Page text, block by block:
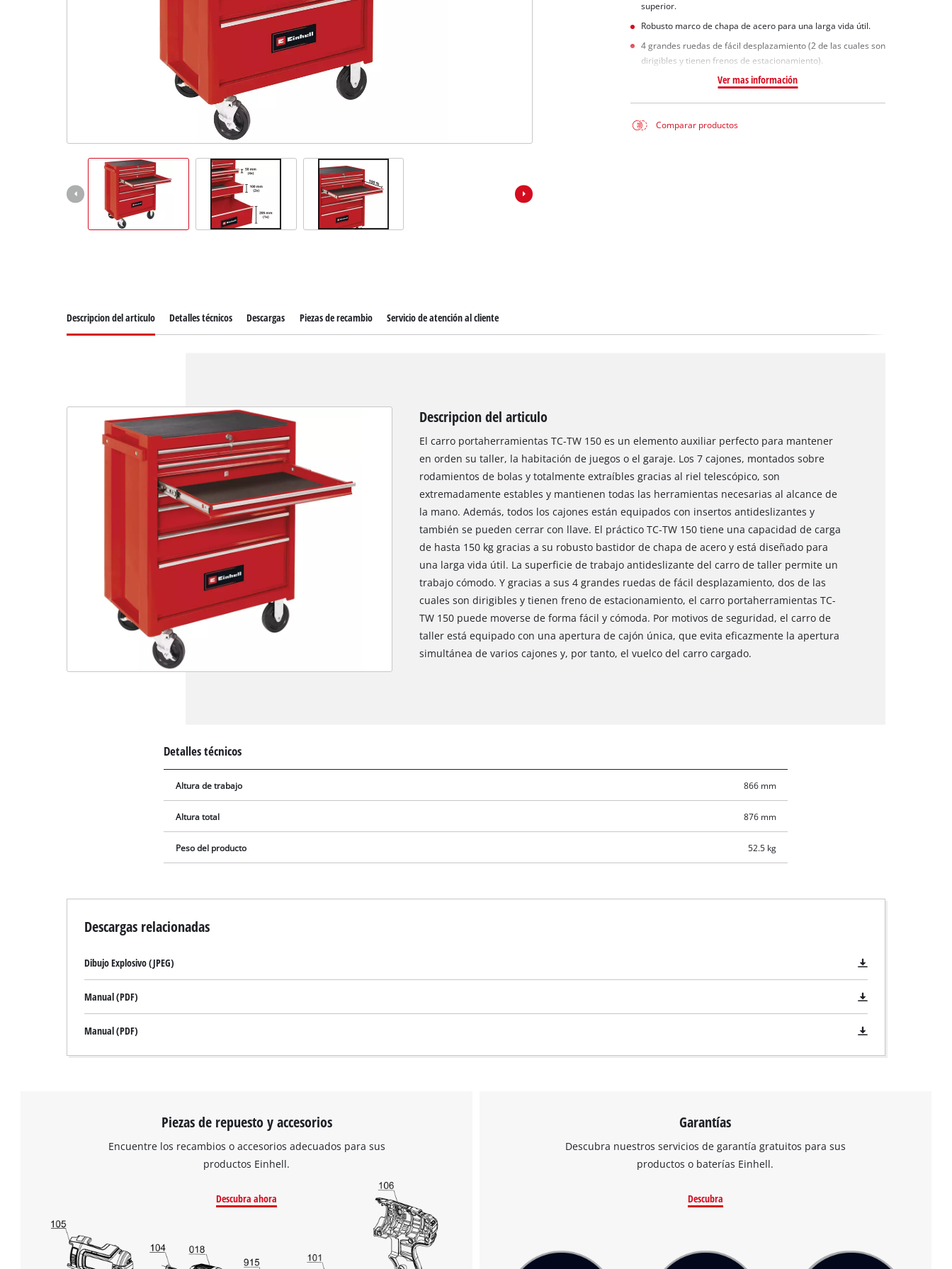
Todos los productos Power X-Change
Herramientas Power X-Change
Herramientas de jardín Power X-Change
superior.
Robusto marco de chapa de acero para una larga vida útil.
4 grandes ruedas de fácil desplazamiento (2 de las cuales son
dirigibles y tienen frenos de estacionamiento).
Ver mas información
Comparar productos
to trackers that are not disclosed to the
the site with their CMP to add this content
Powered byUsercentrics Consent
Descripcion del articulo Detalles técnicos Descargas Piezas de recambio Servicio de atención al cliente
Descripcion del articulo
El carro portaherramientas TC-TW 150 es un elemento auxiliar perfecto para mantener
en orden su taller, la habitación de juegos o el garaje. Los 7 cajones, montados sobre
rodamientos de bolas y totalmente extraíbles gracias al riel telescópico, son
extremadamente estables y mantienen todas las herramientas necesarias al alcance de
la mano. Además, todos los cajones están equipados con insertos antideslizantes y
también se pueden cerrar con llave. El práctico TC-TW 150 tiene una capacidad de carga
de hasta 150 kg gracias a su robusto bastidor de chapa de acero y está diseñado para
una larga vida útil. La superficie de trabajo antideslizante del carro de taller permite un
trabajo cómodo. Y gracias a sus 4 grandes ruedas de fácil desplazamiento, dos de las
cuales son dirigibles y tienen freno de estacionamiento, el carro portaherramientas TC-
TW 150 puede moverse de forma fácil y cómoda. Por motivos de seguridad, el carro de
taller está equipado con una apertura de cajón única, que evita eficazmente la apertura
simultánea de varios cajones y, por tanto, el vuelco del carro cargado.
Detalles técnicos
Altura de trabajo 866 mm
Altura total 876 mm
Peso del producto 52.5 kg
Descargas relacionadas
Dibujo Explosivo (JPEG)
Manual (PDF)
Manual (PDF)
Piezas de repuesto y accesorios
Encuentre los recambios o accesorios adecuados para sus
productos Einhell.
Descubra ahora
Garantías
Descubra nuestros servicios de garantía gratuitos para sus
productos o baterías Einhell.
Descubra